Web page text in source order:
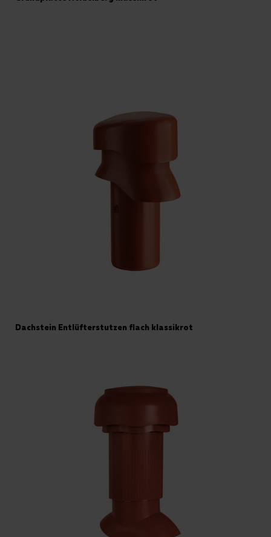
Dachstein Entlüfterstutzen flach klassikrot